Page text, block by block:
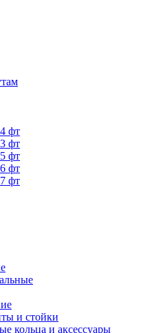
фт
фт
фт
фт
фт
и стойки
кольца и аксессуары